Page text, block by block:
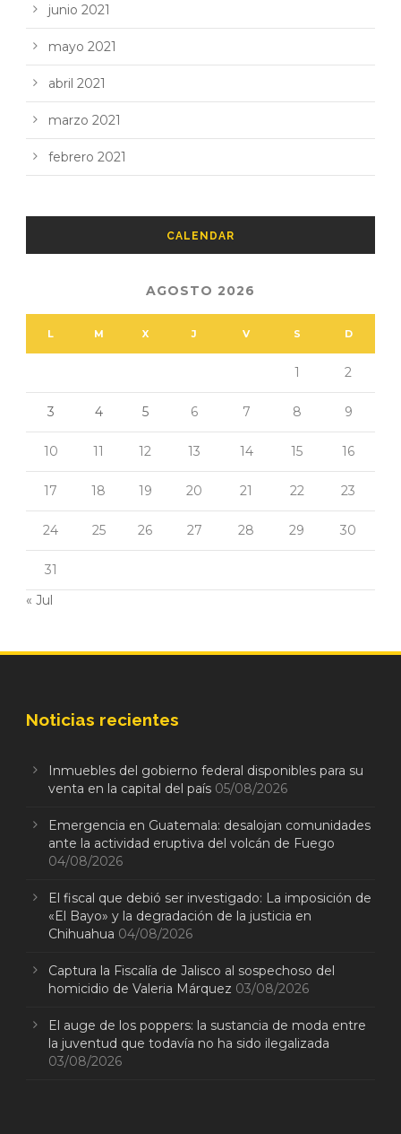
junio 2021
mayo 2021
abril 2021
marzo 2021
febrero 2021
CALENDAR
AGOSTO 2026
L M X J V S D
1 2
3 4 5 6 7 8 9
10 11 12 13 14 15 16
17 18 19 20 21 22 23
24 25 26 27 28 29 30
31
« Jul
Noticias recientes
Inmuebles del gobierno federal disponibles para su
venta en la capital del país 05/08/2026
Emergencia en Guatemala: desalojan comunidades
ante la actividad eruptiva del volcán de Fuego
04/08/2026
El fiscal que debió ser investigado: La imposición de
«El Bayo» y la degradación de la justicia en
Chihuahua 04/08/2026
Captura la Fiscalía de Jalisco al sospechoso del
homicidio de Valeria Márquez 03/08/2026
El auge de los poppers: la sustancia de moda entre
la juventud que todavía no ha sido ilegalizada
03/08/2026